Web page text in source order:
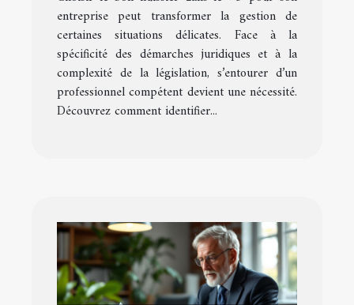
entreprise peut transformer la gestion de
certaines situations délicates. Face à la
spécificité des démarches juridiques et à la
complexité de la législation, s’entourer d’un
professionnel compétent devient une nécessité.
Découvrez comment identifier...